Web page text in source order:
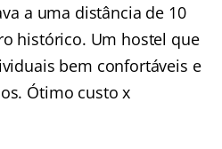
a uma distância de 10
histórico. Um hostel que
bem confortáveis e
Ótimo custo x